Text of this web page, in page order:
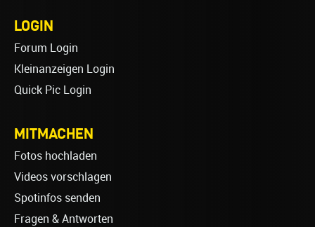
LOGIN
Forum Login
Kleinanzeigen Login
Quick Pic Login
MITMACHEN
Fotos hochladen
Videos vorschlagen
Spotinfos senden
Fragen & Antworten